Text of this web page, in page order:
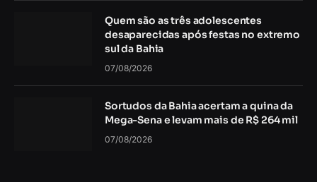
Quem são as três adolescentes
desaparecidas após festas no extremo
sul da Bahia
07/08/2026
Sortudos da Bahia acertam a quina da
Mega-Sena e levam mais de R$ 264 mil
07/08/2026